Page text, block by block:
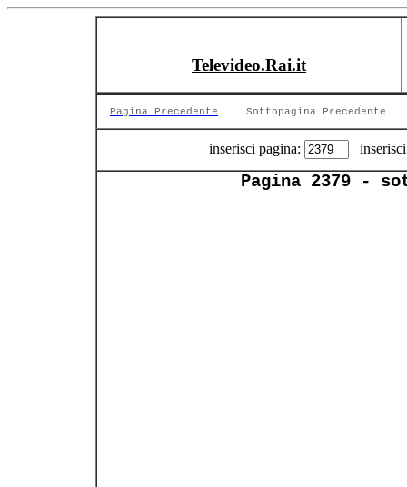
Televideo.Rai.it
Pagina Precedente Sottopagina Precedente
inserisci pagina:
Pagina 2379 -